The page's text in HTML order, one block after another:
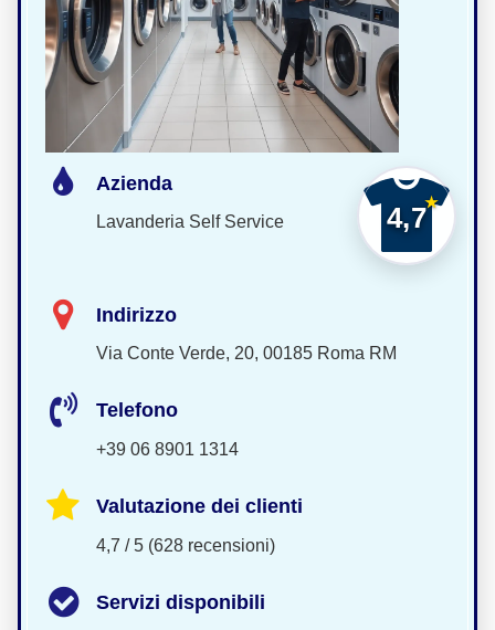
4,7
Azienda
Lavanderia Self Service
Indirizzo
Via Conte Verde, 20, 00185 Roma RM
Telefono
+39 06 8901 1314
Valutazione dei clienti
4,7 / 5 (628 recensioni)
Servizi disponibili